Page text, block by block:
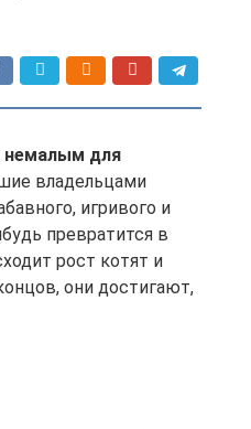
немалым для
владельцами
игривого и
превратится в
рост котят и
они достигают,